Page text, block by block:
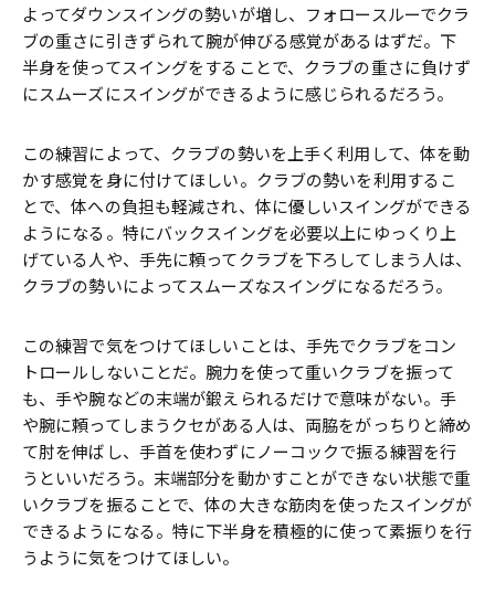
よってダウンスイングの勢いが増し、フォロースルーでクラ
ブの重さに引きずられて腕が伸びる感覚があるはずだ。下
半身を使ってスイングをすることで、クラブの重さに負けず
にスムーズにスイングができるように感じられるだろう。
この練習によって、クラブの勢いを上手く利用して、体を動
かす感覚を身に付けてほしい。クラブの勢いを利用するこ
とで、体への負担も軽減され、体に優しいスイングができる
ようになる。特にバックスイングを必要以上にゆっくり上
げている人や、手先に頼ってクラブを下ろしてしまう人は、
クラブの勢いによってスムーズなスイングになるだろう。
この練習で気をつけてほしいことは、手先でクラブをコン
トロールしないことだ。腕力を使って重いクラブを振って
も、手や腕などの末端が鍛えられるだけで意味がない。手
や腕に頼ってしまうクセがある人は、両脇をがっちりと締め
て肘を伸ばし、手首を使わずにノーコックで振る練習を行
うといいだろう。末端部分を動かすことができない状態で重
いクラブを振ることで、体の大きな筋肉を使ったスイングが
できるようになる。特に下半身を積極的に使って素振りを行
うように気をつけてほしい。